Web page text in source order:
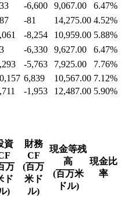
-6,600 9,067.00 6.47%
-81 14,275.00 4.52%
-8,254 10,959.00 5.88%
-6,330 9,627.00 6.47%
-5,763 7,925.00 7.76%
6,839 10,567.00 7.12%
-1,953 12,487.00 5.90%
資
万
ド
)
財務
CF
(百万
米ド
ル)
現金等残
高
(百万米
ドル)
現金比
率